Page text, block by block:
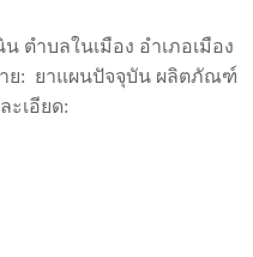
น ตำบลในเมือง อำเภอเมือง
ย: ยาแผนปัจจุบัน ผลิตภัณฑ์
ะเอียด: